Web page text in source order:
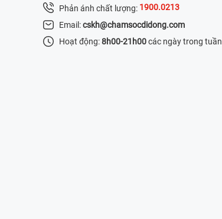
Phản ánh chất lượng: 1900.0213
Email:cskh@chamsocdidong.com
Hoạt động:8h00-21h00các ngày trong tuần